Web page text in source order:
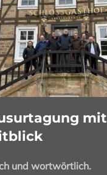
mit
und wortwörtlich.